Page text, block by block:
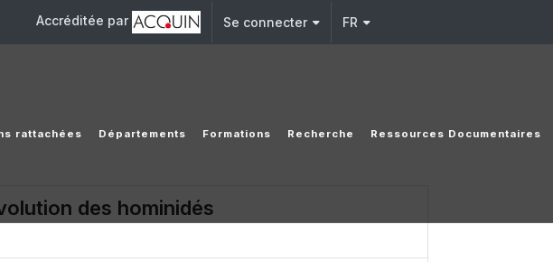
Accréditée par Se connecter FR
rattachées Départements Formations Recherche Ressources Documentaires
des hominidés